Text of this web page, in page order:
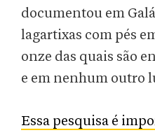
documentou em
lagartixas com pés
onze das quais são
e em nenhum outro
Essa pesquisa é